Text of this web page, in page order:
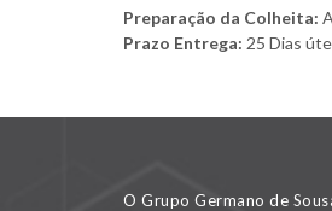
Preparação da Colheita:
Prazo Entrega: 25 Dias
O Grupo Germano de